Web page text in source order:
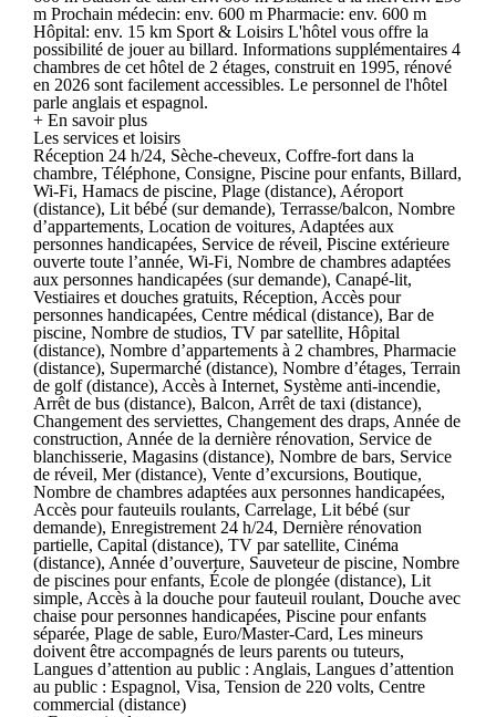
m Prochain médecin: env. 600 m Pharmacie: env. 600 m
Hôpital: env. 15 km Sport & Loisirs L'hôtel vous offre la
possibilité de jouer au billard. Informations supplémentaires 4
chambres de cet hôtel de 2 étages, construit en 1995, rénové
en 2026 sont facilement accessibles. Le personnel de l'hôtel
parle anglais et espagnol.
+ En savoir plus
Les services et loisirs
Réception 24 h/24, Sèche-cheveux, Coffre-fort dans la
chambre, Téléphone, Consigne, Piscine pour enfants, Billard,
Wi-Fi, Hamacs de piscine, Plage (distance), Aéroport
(distance), Lit bébé (sur demande), Terrasse/balcon, Nombre
d’appartements, Location de voitures, Adaptées aux
personnes handicapées, Service de réveil, Piscine extérieure
ouverte toute l’année, Wi-Fi, Nombre de chambres adaptées
aux personnes handicapées (sur demande), Canapé-lit,
Vestiaires et douches gratuits, Réception, Accès pour
personnes handicapées, Centre médical (distance), Bar de
piscine, Nombre de studios, TV par satellite, Hôpital
(distance), Nombre d’appartements à 2 chambres, Pharmacie
(distance), Supermarché (distance), Nombre d’étages, Terrain
de golf (distance), Accès à Internet, Système anti-incendie,
Arrêt de bus (distance), Balcon, Arrêt de taxi (distance),
Changement des serviettes, Changement des draps, Année de
construction, Année de la dernière rénovation, Service de
blanchisserie, Magasins (distance), Nombre de bars, Service
de réveil, Mer (distance), Vente d’excursions, Boutique,
Nombre de chambres adaptées aux personnes handicapées,
Accès pour fauteuils roulants, Carrelage, Lit bébé (sur
demande), Enregistrement 24 h/24, Dernière rénovation
partielle, Capital (distance), TV par satellite, Cinéma
(distance), Année d’ouverture, Sauveteur de piscine, Nombre
de piscines pour enfants, École de plongée (distance), Lit
simple, Accès à la douche pour fauteuil roulant, Douche avec
chaise pour personnes handicapées, Piscine pour enfants
séparée, Plage de sable, Euro/Master-Card, Les mineurs
doivent être accompagnés de leurs parents ou tuteurs,
Langues d’attention au public : Anglais, Langues d’attention
au public : Espagnol, Visa, Tension de 220 volts, Centre
commercial (distance)